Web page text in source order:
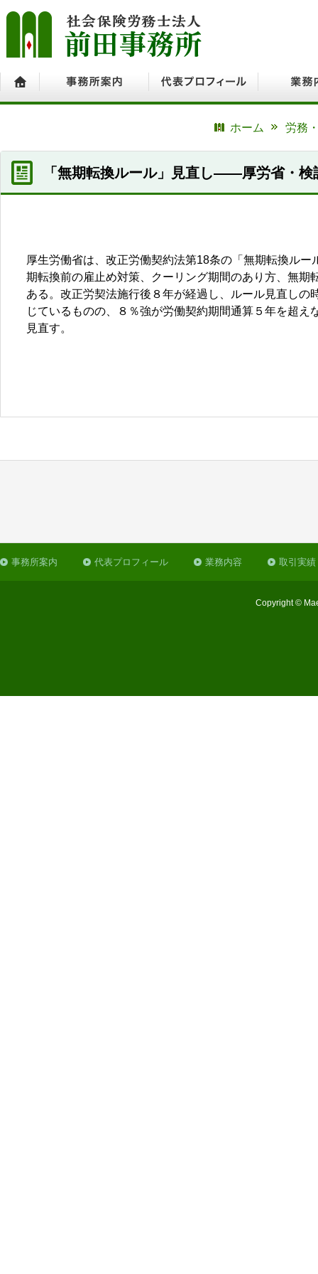
ホーム
労務
「無期転換ルール」見直し――厚労省・検
厚生労働省は、改正労働契約法第18条の「無期転換ル
期転換前の雇止め対策、クーリング期間のあり方、無
ある。改正労契法施行後８年が経過し、ルール見直し
じているものの、８％強が労働契約期間通算５年を超
見直す。
事務所案内 代表プロフィール 業務内容 取引実績
Copyright ©